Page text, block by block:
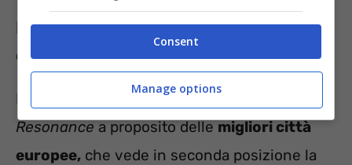
Le migliori città europee, tra la top 10
c’è anche Roma
Interessante dunque il report ad opera di
Resonance a proposito delle migliori città
europee, che vede in seconda posizione la
Consent
Manage options